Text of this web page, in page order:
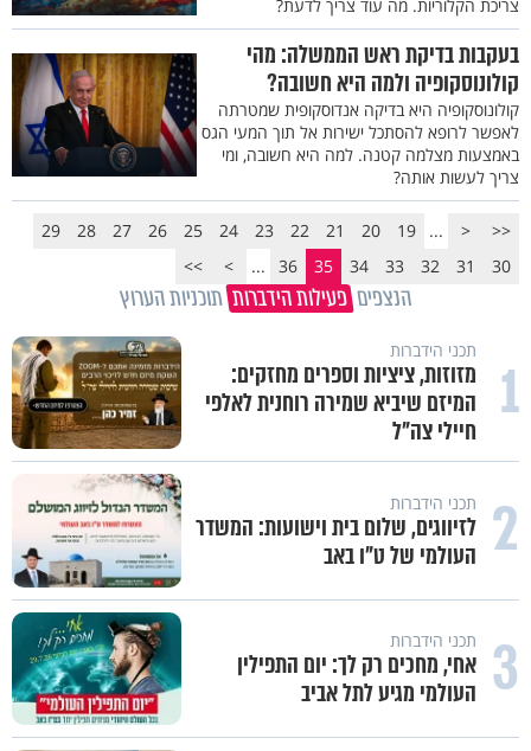
צריכת הקלוריות. מה עוד צריך לדעת?
בעקבות בדיקת ראש הממשלה: מהי
קולונוסקופיה ולמה היא חשובה?
קולונוסקופיה היא בדיקה אנדוסקופית שמטרתה
לאפשר לרופא להסתכל ישירות אל תוך המעי הגס
באמצעות מצלמה קטנה. למה היא חשובה, ומי
צריך לעשות אותה?
<<
<
...
19
20
21
22
23
24
25
26
27
28
29
30
31
32
33
34
35
36
...
>
>>
הנצפים פעילות הידברות תוכניות הערוץ
1 תכני הידברות
מזוזות, ציציות וספרים מחזקים:
המיזם שיביא שמירה רוחנית לאלפי
חיילי צה"ל
2 תכני הידברות
לזיווגים, שלום בית וישועות: המשדר
העולמי של ט"ו באב
3 תכני הידברות
אחי, מחכים רק לך: יום התפילין
העולמי מגיע לתל אביב